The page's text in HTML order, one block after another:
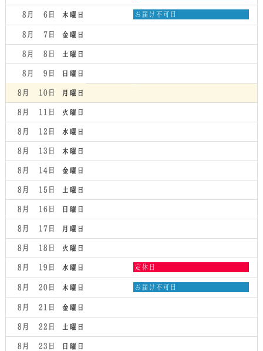
日,
8
2026
木曜日
8月 6
木
お届け不可日
金曜日
8月 7
土曜日
8月 8
日曜日
8月 9
月曜日
8月 10
火曜日
8月 11
水曜日
8月 12
木曜日
8月 13
金曜日
8月 14
土曜日
8月 15
日曜日
8月 16
月曜日
8月 17
火曜日
8月 18
水曜日
8月 19
水
日,
8
2026
定休日
木曜日
8月 20
木
お届け不可日
金曜日
8月 21
土曜日
8月 22
日曜日
8月 23